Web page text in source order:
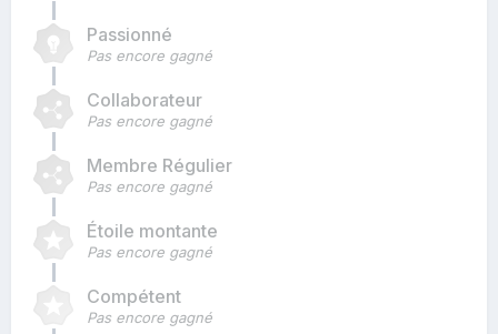
Passionné
Pas encore gagné
Collaborateur
Pas encore gagné
Membre Régulier
Pas encore gagné
Étoile montante
Pas encore gagné
Compétent
Pas encore gagné